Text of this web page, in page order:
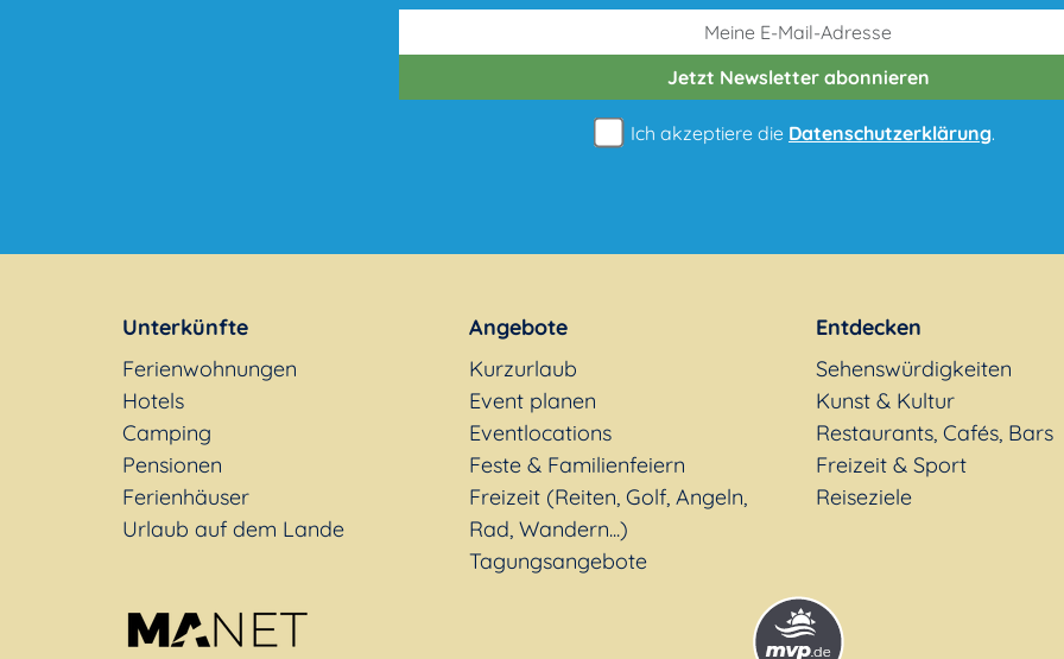
Jetzt Newsletterabonnieren
Ich akzeptiere die Datenschutzerklärung.
Unterkünfte
Ferienwohnungen
Hotels
Camping
Pensionen
Ferienhäuser
Urlaub auf dem Lande
Angebote
Kurzurlaub
Event planen
Eventlocations
Feste & Familienfeiern
Freizeit (Reiten, Golf, Angeln,
Rad, Wandern...)
Tagungsangebote
Entdecken
Sehenswürdigkeiten
Kunst & Kultur
Restaurants, Cafés, Bars
Freizeit & Sport
Reiseziele